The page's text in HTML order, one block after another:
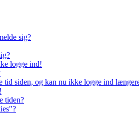
sig?
logge ind!
tid siden, og kan nu ikke logge ind
tiden?